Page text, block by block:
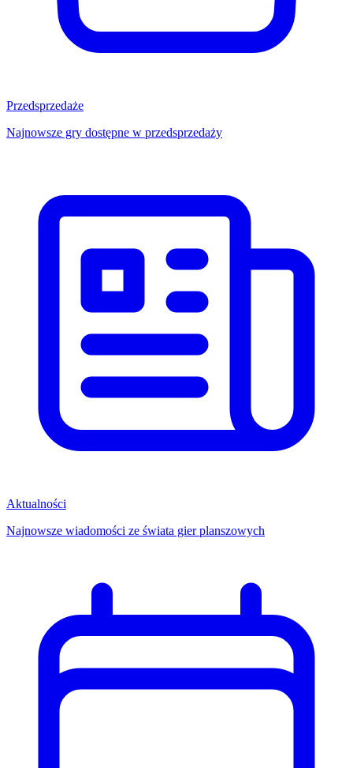
Przedsprzedaże
Najnowsze gry dostępne w przedsprzedaży
Aktualności
Najnowsze wiadomości ze świata gier planszowych